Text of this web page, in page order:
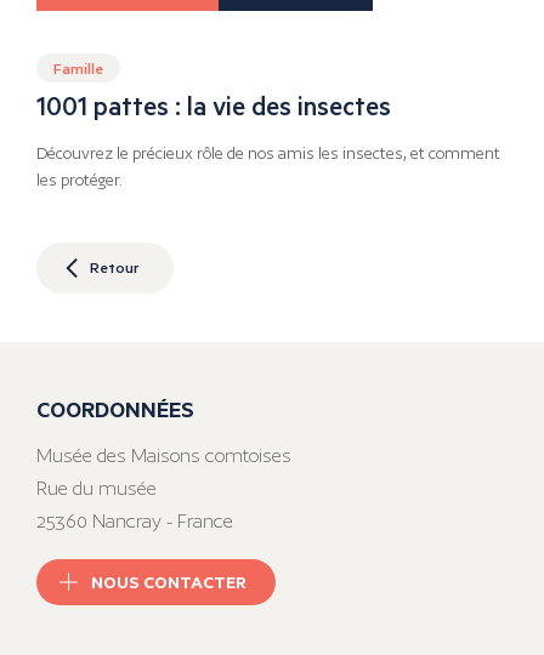
Famille
1001 pattes : la vie des insectes
Découvrez le précieux rôle de nos amis les insectes, et comment
les protéger.
Retour
COORDONNÉES
Musée des Maisons comtoises
Rue du musée
25360 Nancray - France
NOUS CONTACTER